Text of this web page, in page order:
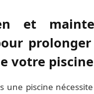
et
votre piscine
une piscine